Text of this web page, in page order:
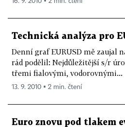
Technická analýza pro
Denní graf EURUSD mě zaujal
rád podělil: Nejdůležitější s/r
třemi fialovými, vodorovnými...
13. 9. 2010 ▪ 2 min. čtení
Euro znovu pod tlakem